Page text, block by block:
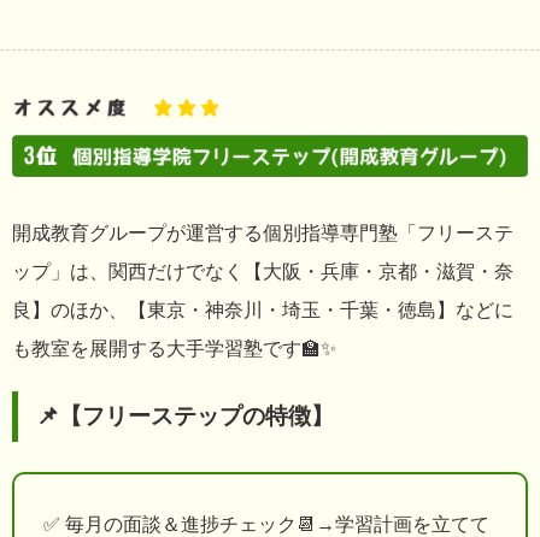
開成教育グループが運営する個別指導専門塾「フリーステ
ップ」は、関西だけでなく【大阪・兵庫・京都・滋賀・奈
良】のほか、【東京・神奈川・埼玉・千葉・徳島】などに
も教室を展開する大手学習塾です🏫✨
📌【フリーステップの特徴】
✅ 毎月の面談＆進捗チェック📆→学習計画を立てて